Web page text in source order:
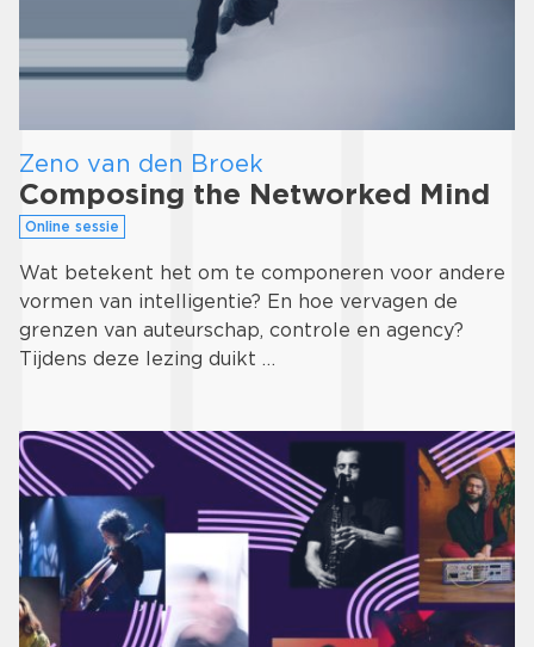
Zeno van den Broek
Composing the Networked Mind
Online sessie
Wat betekent het om te componeren voor andere
vormen van intelligentie? En hoe vervagen de
grenzen van auteurschap, controle en agency?
Tijdens deze lezing duikt …